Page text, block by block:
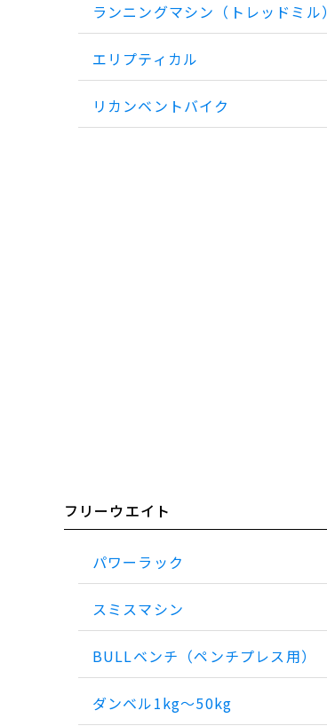
ランニングマシン（トレッドミル）
エリプティカル
リカンベントバイク
フリーウエイト
パワーラック
スミスマシン
BULLベンチ（ペンチプレス用）
ダンベル1kg～50kg